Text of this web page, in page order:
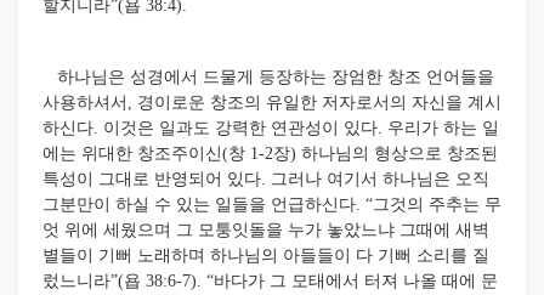
할지니라”(욥 38:4).
하나님은 성경에서 드물게 등장하는 장엄한 창조 언어들을
사용하셔서, 경이로운 창조의 유일한 저자로서의 자신을 계시
하신다. 이것은 일과도 강력한 연관성이 있다. 우리가 하는 일
에는 위대한 창조주이신(창 1-2장) 하나님의 형상으로 창조된
특성이 그대로 반영되어 있다. 그러나 여기서 하나님은 오직
그분만이 하실 수 있는 일들을 언급하신다. “그것의 주추는 무
엇 위에 세웠으며 그 모퉁잇돌을 누가 놓았느냐 그때에 새벽
별들이 기뻐 노래하며 하나님의 아들들이 다 기뻐 소리를 질
렀느니라”(욥 38:6-7). “바다가 그 모태에서 터져 나올 때에 문